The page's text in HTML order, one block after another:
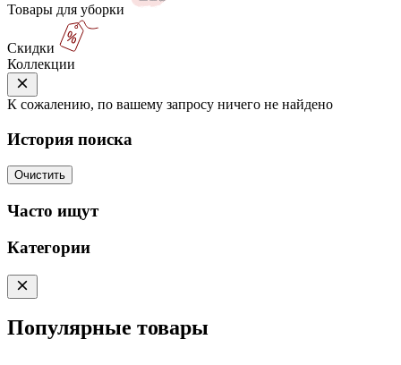
Товары для уборки
Скидки
Коллекции
К сожалению, по вашему запросу ничего не найдено
История поиска
Очистить
Часто ищут
Категории
Популярные товары